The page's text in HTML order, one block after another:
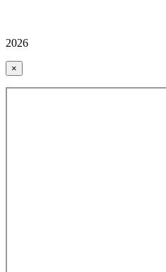
2026
×